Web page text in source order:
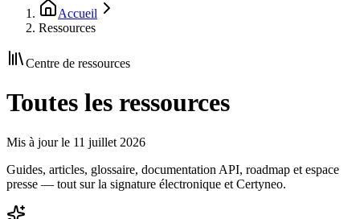
Accueil
Ressources
Centre de ressources
Toutes les ressources
Mis à jour le 11 juillet 2026
Guides, articles, glossaire, documentation API, roadmap et espace
presse — tout sur la signature électronique et Certyneo.